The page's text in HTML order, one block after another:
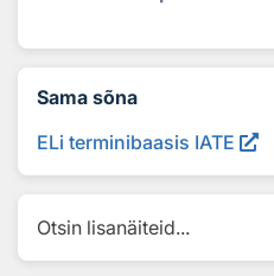
Sama sõna
ELi terminibaasis IATE
Otsin lisanäiteid...